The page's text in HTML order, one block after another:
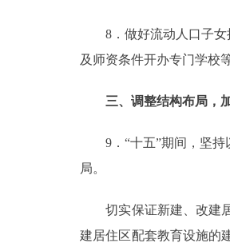
8．做好流动人口子女
及师资条件开办专门学校
三、调整结构布局，
9．“十五”期间，坚持
局。
切实保证新建、改建居
建居住区配套教育设施的